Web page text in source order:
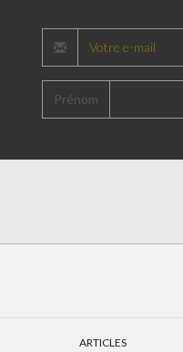
Prénom
ARTICLES